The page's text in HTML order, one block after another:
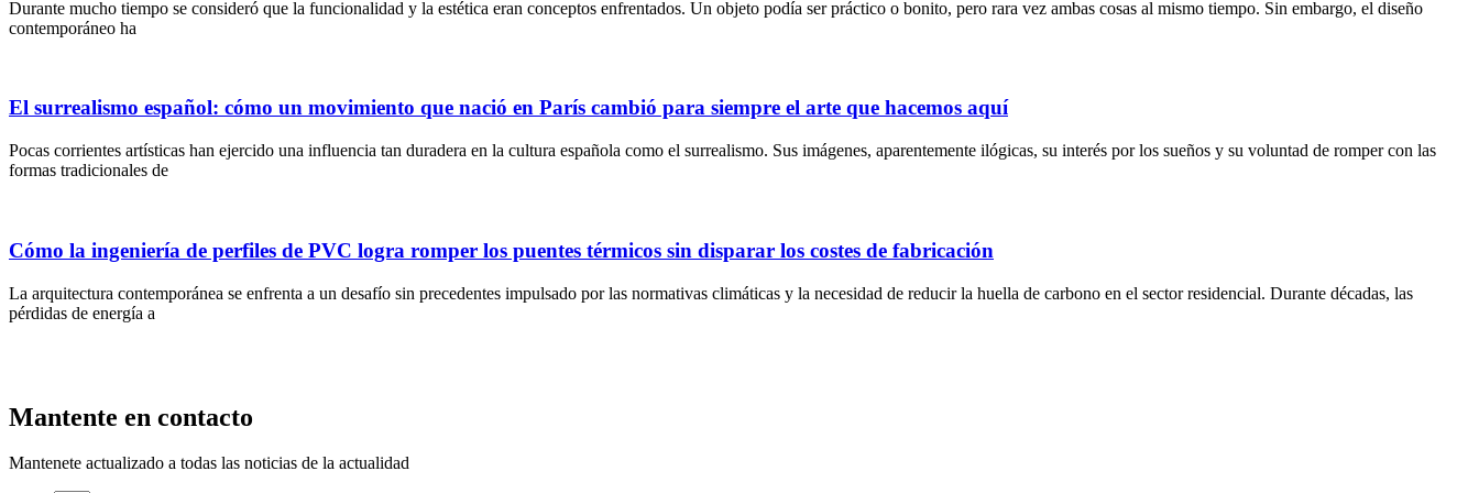
Durante mucho tiempo se consideró que la funcionalidad y la estética eran conceptos enfrentados. Un objeto podía ser práctico o bonito, pero rara vez ambas cosas al mismo tiempo. Sin embargo, el diseño
contemporáneo ha
El surrealismo español: cómo un movimiento que nació en París cambió para siempre el arte que hacemos aquí
Pocas corrientes artísticas han ejercido una influencia tan duradera en la cultura española como el surrealismo. Sus imágenes, aparentemente ilógicas, su interés por los sueños y su voluntad de romper con las
formas tradicionales de
Cómo la ingeniería de perfiles de PVC logra romper los puentes térmicos sin disparar los costes de fabricación
La arquitectura contemporánea se enfrenta a un desafío sin precedentes impulsado por las normativas climáticas y la necesidad de reducir la huella de carbono en el sector residencial. Durante décadas, las
pérdidas de energía a
Mantente en contacto
Mantenete actualizado a todas las noticias de la actualidad